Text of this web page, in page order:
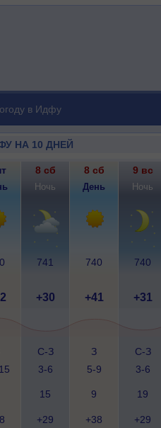
в Идфу
НА 10 ДНЕЙ
8 сб 8 сб 9 вс
Ночь День Ночь
741 740 740
+30 +41 +31
С-З
3-6
З
5-9
С-З
3-6
15 9 19
+29 +38 +29